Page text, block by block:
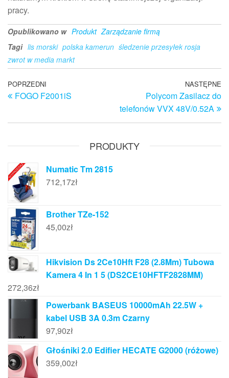
pracy.
Opublikowano w Produkt Zarządzanie firmą
Tagi lis morski polska kamerun śledzenie przesyłek rosja
zwrot w media markt
Nawigacja
wpisu
Poprzedni
wpis
POPRZEDNI
FOGO F2001iS
NASTĘPNE
Polycom Zasilacz do
telefonów VVX 48V/0.52A
PRODUKTY
Numatic Tm 2815
712,17zł
Brother TZe-152
45,00zł
Hikvision Ds 2Ce10Hft F28 (2.8Mm) Tubowa
Kamera 4 In 1 5 (DS2CE10HFTF2828MM)
272,36zł
Powerbank BASEUS 10000mAh 22.5W +
kabel USB 3A 0.3m Czarny
97,90zł
Głośniki 2.0 Edifier HECATE G2000 (różowe)
359,00zł